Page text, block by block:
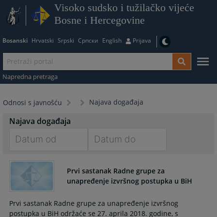
Visoko sudsko i tužilačko vijeće
Bosne i Hercegovine
Bosanski Hrvatski Srpski Српски English Prijava
Napredna pretraga
Odnosi s javnošću Najava događaja
Najava događaja
forward
interact
the
forward
to
interact
the
Prvi sastanak Radne grupe za
unapređenje izvršnog postupka u BiH
Prvi sastanak Radne grupe za unapređenje izvršnog
postupka u BiH održaće se 27. aprila 2018. godine, s